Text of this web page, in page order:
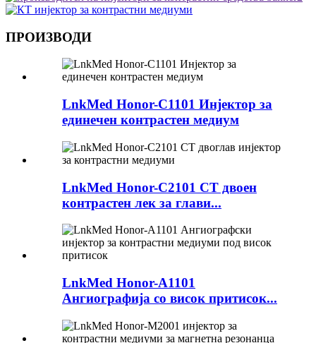
ПРОИЗВОДИ
LnkMed Honor-C1101 Инјектор за
единечен контрастен медиум
LnkMed Honor-C2101 CT двоен
контрастен лек за глави...
LnkMed Honor-A1101
Ангиографија со висок притисок...